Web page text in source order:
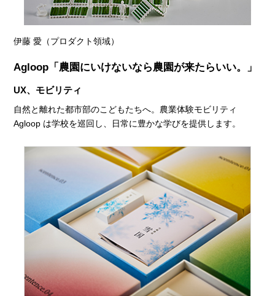
伊藤 愛（プロダクト領域）
Agloop「農園にいけないなら農園が来たらいい。」
UX、モビリティ
自然と離れた都市部のこどもたちへ。農業体験モビリティ
Agloop は学校を巡回し、日常に豊かな学びを提供します。